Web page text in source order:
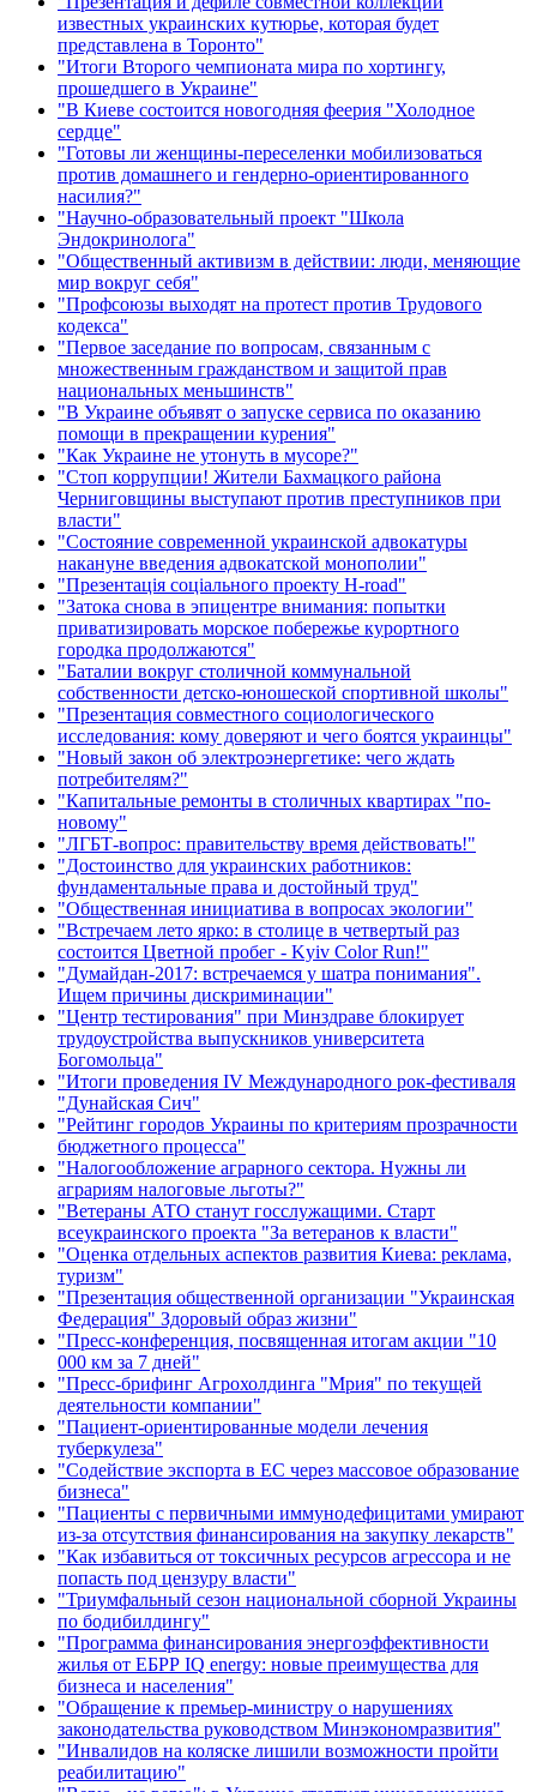
известных украинских кутюрье, которая будет
представлена в Торонто"
"Итоги Второго чемпионата мира по хортингу,
прошедшего в Украине"
"В Киеве состоится новогодняя феерия "Холодное
сердце"
"Готовы ли женщины-переселенки мобилизоваться
против домашнего и гендерно-ориентированного
насилия?"
"Научно-образовательный проект "Школа
Эндокринолога"
"Общественный активизм в действии: люди, меняющие
мир вокруг себя"
"Профсоюзы выходят на протест против Трудового
кодекса"
"Первое заседание по вопросам, связанным с
множественным гражданством и защитой прав
национальных меньшинств"
"В Украине объявят о запуске сервиса по оказанию
помощи в прекращении курения"
"Как Украине не утонуть в мусоре?"
"Стоп коррупции! Жители Бахмацкого района
Черниговщины выступают против преступников при
власти"
"Состояние современной украинской адвокатуры
накануне введения адвокатской монополии"
"Презентація соціального проекту H-road"
"Затока снова в эпицентре внимания: попытки
приватизировать морское побережье курортного
городка продолжаются"
"Баталии вокруг столичной коммунальной
собственности детско-юношеской спортивной школы"
"Презентация совместного социологического
исследования: кому доверяют и чего боятся украинцы"
"Новый закон об электроэнергетике: чего ждать
потребителям?"
"Капитальные ремонты в столичных квартирах "по-
новому"
"ЛГБТ-вопрос: правительству время действовать!"
"Достоинство для украинских работников:
фундаментальные права и достойный труд"
"Общественная инициатива в вопросах экологии"
"Встречаем лето ярко: в столице в четвертый раз
состоится Цветной пробег - Kyiv Color Run!"
"Думайдан-2017: встречаемся у шатра понимания".
Ищем причины дискриминации"
"Центр тестирования" при Минздраве блокирует
трудоустройства выпускников университета
Богомольца"
"Итоги проведения IV Международного рок-фестиваля
"Дунайская Сич"
"Рейтинг городов Украины по критериям прозрачности
бюджетного процесса"
"Налогообложение аграрного сектора. Нужны ли
аграриям налоговые льготы?"
"Ветераны АТО станут госслужащими. Старт
всеукраинского проекта "За ветеранов к власти"
"Оценка отдельных аспектов развития Киева: реклама,
туризм"
"Презентация общественной организации "Украинская
Федерация" Здоровый образ жизни"
"Пресс-конференция, посвященная итогам акции "10
000 км за 7 дней"
"Пресс-брифинг Агрохолдинга "Мрия" по текущей
деятельности компании"
"Пациент-ориентированные модели лечения
туберкулеза"
"Содействие экспорта в ЕС через массовое образование
бизнеса"
"Пациенты с первичными иммунодефицитами умирают
из-за отсутствия финансирования на закупку лекарств"
"Как избавиться от токсичных ресурсов агрессора и не
попасть под цензуру власти"
"Триумфальный сезон национальной сборной Украины
по бодибилдингу"
"Программа финансирования энергоэффективности
жилья от ЕБРР IQ energy: новые преимущества для
бизнеса и населения"
"Обращение к премьер-министру о нарушениях
законодательства руководством Минэкономразвития"
"Инвалидов на коляске лишили возможности пройти
реабилитацию"